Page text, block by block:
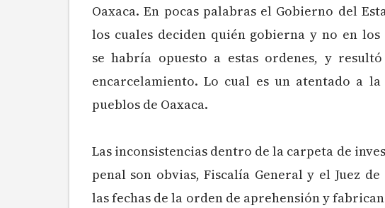
Oaxaca. En pocas palabras el Gobierno del
los cuales deciden quién gobierna y no en
se habría opuesto a estas ordenes, y
encarcelamiento. Lo cual es un atentado a
pueblos de Oaxaca.
Las inconsistencias dentro de la carpeta de
penal son obvias, Fiscalía General y el Juez
las fechas de la orden de aprehensión y